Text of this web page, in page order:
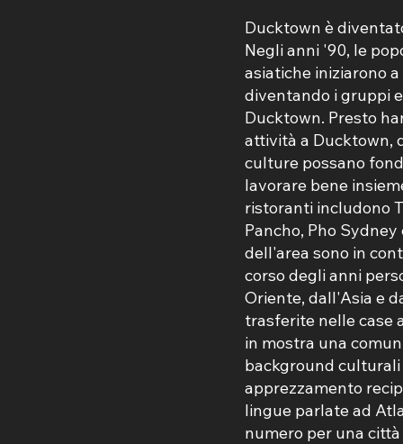
Ducktown è
Negli anni '90, le
asiatiche iniziarono
diventando i gruppi
Ducktown. Presto
attività a Ducktown,
culture possano
lavorare bene
ristoranti includono
Pancho, Pho
dell'area sono in
corso degli anni
Oriente, dall'Asia e
trasferite nelle case
in mostra una
background
apprezzamento
lingue parlate ad
numero per una